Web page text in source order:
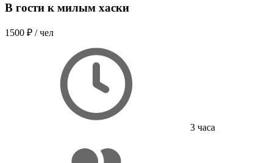
В гости к милым хаски
1500 ₽ / чел
3 часа